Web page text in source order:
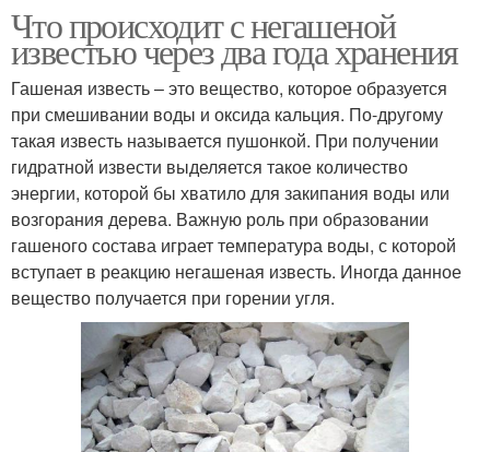
Что происходит с негашеной
известью через два года хранения
Гашеная известь – это вещество, которое образуется
при смешивании воды и оксида кальция. По-другому
такая известь называется пушонкой. При получении
гидратной извести выделяется такое количество
энергии, которой бы хватило для закипания воды или
возгорания дерева. Важную роль при образовании
гашеного состава играет температура воды, с которой
вступает в реакцию негашеная известь. Иногда данное
вещество получается при горении угля.